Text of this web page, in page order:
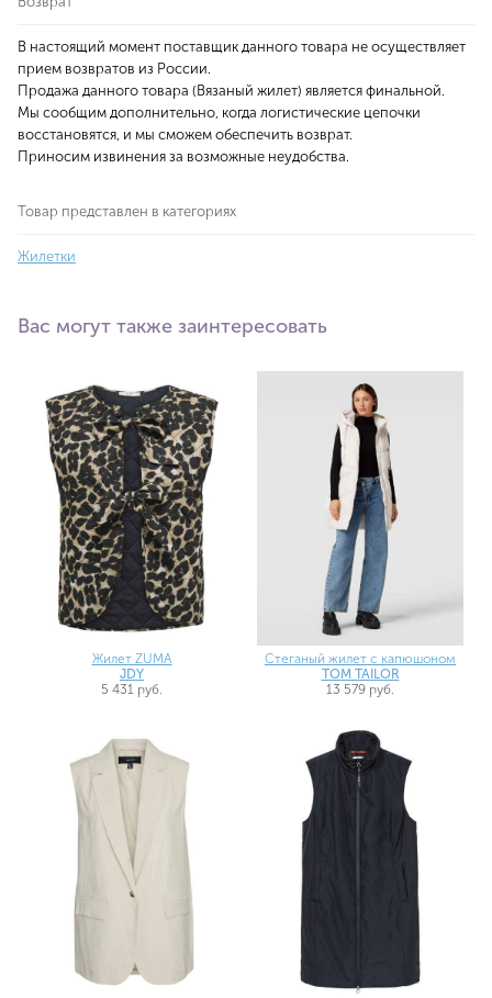
В настоящий момент поставщик данного товара не осуществляет
прием возвратов из России.
Продажа данного товара (Вязаный жилет) является финальной.
Мы сообщим дополнительно, когда логистические цепочки
восстановятся, и мы сможем обеспечить возврат.
Приносим извинения за возможные неудобства.
Товар представлен в категориях
Жилетки
Вас могут также заинтересовать
Жилет ZUMA
JDY
5 431 руб.
Стеганый жилет с капюшоном
TOM TAILOR
13 579 руб.